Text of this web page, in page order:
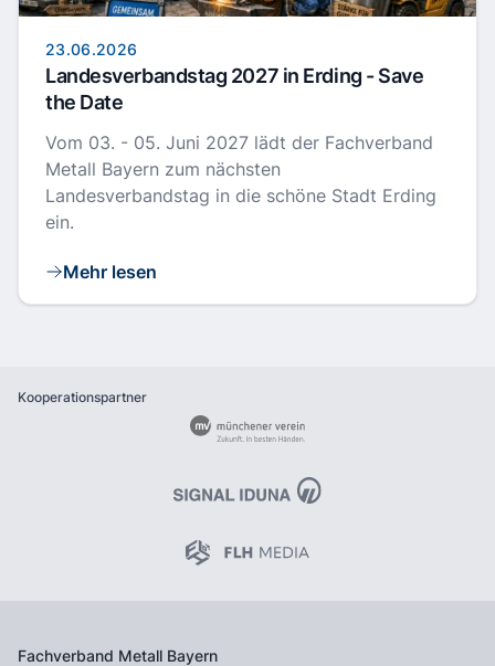
23.06.2026
Landesverbandstag 2027 in Erding - Save
the Date
Vom 03. - 05. Juni 2027 lädt der Fachverband
Metall Bayern zum nächsten
Landesverbandstag in die schöne Stadt Erding
ein.
Mehr lesen
Kooperationspartner
Fachverband Metall Bayern